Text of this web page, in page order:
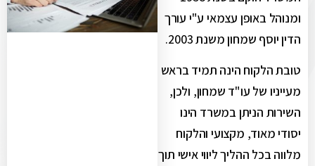
ומנוהל באופן עצמאי ע"י עורך
הדין יוסף שמחון משנת 2003.
טובת הלקוח הינה תמיד בראש
מעייניו של עו"ד שמחון, ולכן,
השירות הניתן במשרד הינו
יסודי מאוד, מקצועי והלקוח
מלווה בכל ההליך ליווי אישי תוך